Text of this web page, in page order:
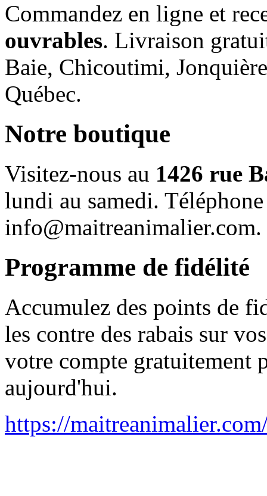
Commandez en ligne et
ouvrables. Livraison
Baie, Chicoutimi,
Québec.
Notre boutique
Visitez-nous au 1426 rue
lundi au samedi.
info@maitreanimalier.com.
Programme de fidélité
Accumulez des points de
les contre des rabais sur
votre compte gratuitement
aujourd'hui.
https://